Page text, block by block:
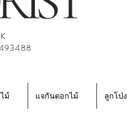
ม้ แจกันดอกไม้ ลูกโป่ง